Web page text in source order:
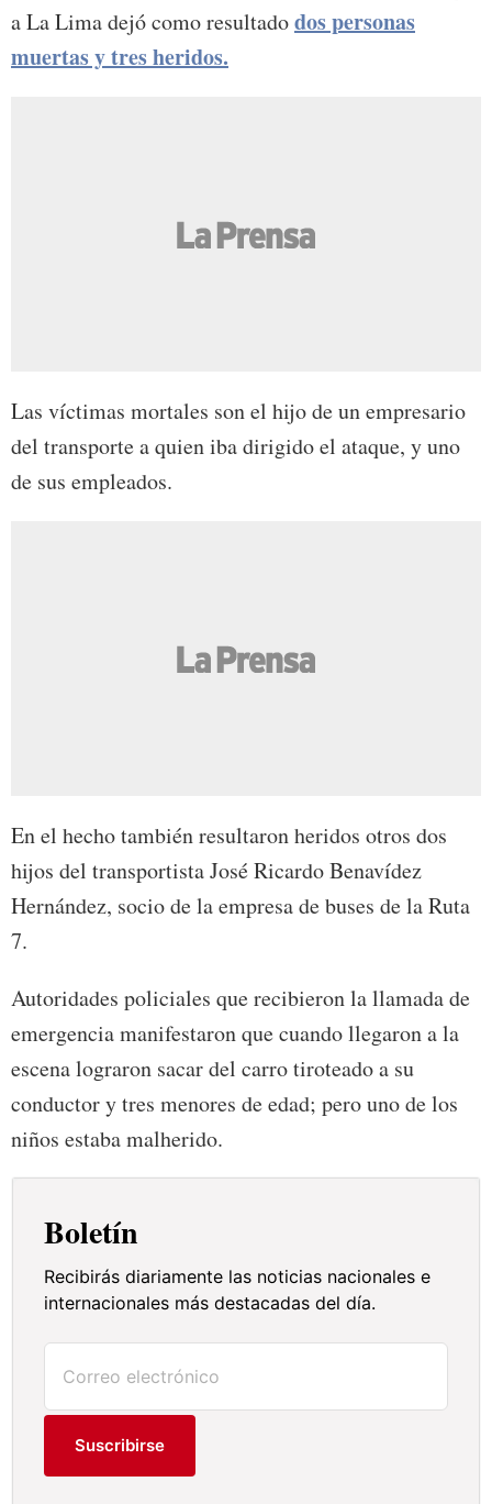
a La Lima dejó como resultadodos personas
muertas y tres heridos.
Las víctimas mortales son el hijo de un empresario
del transporte a quien iba dirigido el ataque, y uno
de sus empleados.
En el hecho también resultaron heridos otros dos
hijos del transportista José Ricardo Benavídez
Hernández, socio de la empresa de buses de la Ruta
7.
Autoridades policiales que recibieron la llamada de
emergencia manifestaron que cuando llegaron a la
escena lograron sacar del carro tiroteado a su
conductor y tres menores de edad; pero uno de los
niños estaba malherido.
Boletín
Recibirás diariamente las noticias nacionales e
internacionales más destacadas del día.
Suscribirse